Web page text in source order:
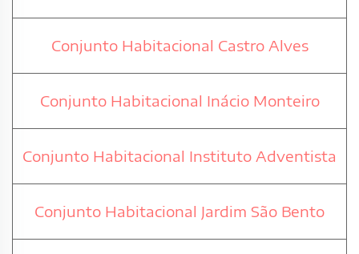
Conjunto Habitacional Castro Alves
Conjunto Habitacional Inácio Monteiro
Conjunto Habitacional Instituto Adventista
Conjunto Habitacional Jardim São Bento